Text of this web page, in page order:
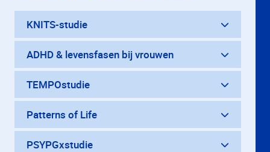
KNITS-studie
ADHD & levensfasen bij vrouwen
TEMPOstudie
Patterns of Life
PSYPGxstudie